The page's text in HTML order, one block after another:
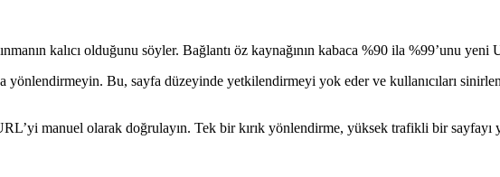
kalıcı olduğunu söyler. Bağlantı öz kaynağının kabaca %90 ila %99’unu yeni
Bu, sayfa düzeyinde yetkilendirmeyi yok eder ve kullanıcıları
manuel olarak doğrulayın. Tek bir kırık yönlendirme, yüksek trafikli bir sayfayı